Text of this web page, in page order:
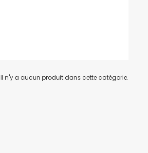
Il n'y a aucun produit dans cette catégorie.